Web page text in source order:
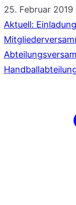
25. Februar 2019
Aktuell: